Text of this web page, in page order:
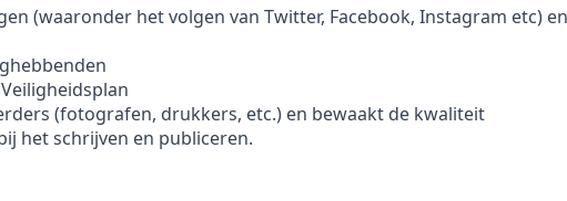
(waaronder het volgen van Twitter, Facebook, Instagram etc)
(fotografen, drukkers, etc.) en bewaakt de kwaliteit
het schrijven en publiceren.